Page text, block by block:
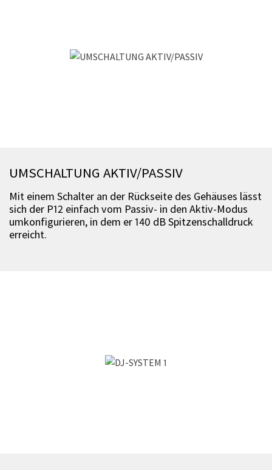
UMSCHALTUNG AKTIV/PASSIV
Mit einem Schalter an der Rückseite des Gehäuses lässt
sich der P12 einfach vom Passiv- in den Aktiv-Modus
umkonfigurieren, in dem er 140 dB Spitzenschalldruck
erreicht.